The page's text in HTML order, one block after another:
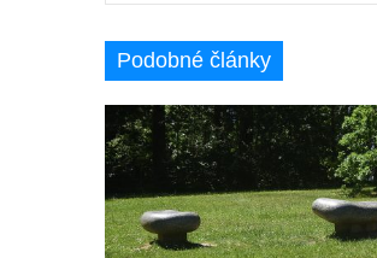
Na Sadech v Českých
Sadech v Českých Budějovicích
Socha Mateřství v parku Na
Českých Budějovicích
Památník Otokara Mokrého v
Podobné články